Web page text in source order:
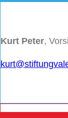
Kurt Peter,